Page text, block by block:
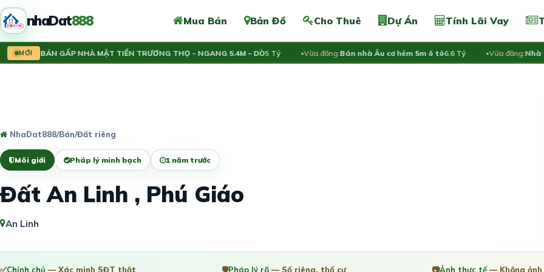
nhaDat888 Mua Bán Bản Đồ Cho Thuê Dự Án Tính Lãi Vay
MỚI
CẦN BÁN GẤP NHÀ MẶT TIỀN TRƯƠNG THỌ - NGANG 5.4M – DÒ 5 Tỷ Vừa đăng:Bán nhà Âu cơ hẻm 5m ô tô6.6 Tỷ Vừa đăng:Nhà tập
NhaDat888/Bán/Đất riêng
Môi giới Pháp lý minh bạch 1 năm trước
Đất An Linh , Phú Giáo
An Linh
✅Chính chủ — Xác minh SĐT thật 🛡️Pháp lý rõ — Sổ riêng, thổ cư 📷Ảnh thực tế— Không ảnh